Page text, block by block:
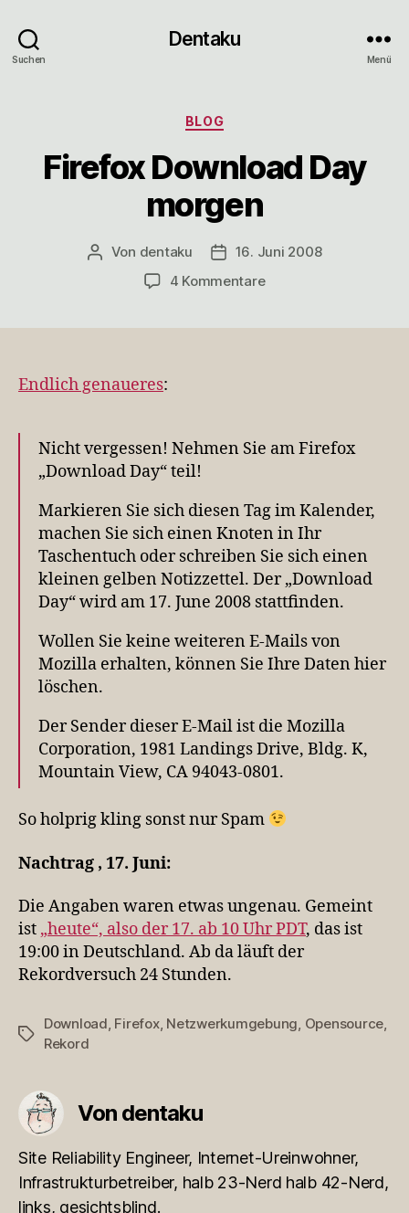
Suchen
Dentaku
Menü
Kategorien
BLOG
Firefox Download Day
morgen
Beitragsautor
Von dentaku Veröffentlichungsdatum
16. Juni 2008
4 Kommentarezu
Endlich genaueres:
Nicht vergessen! Nehmen Sie am Firefox
„Download Day“ teil!
Markieren Sie sich diesen Tag im Kalender,
machen Sie sich einen Knoten in Ihr
Taschentuch oder schreiben Sie sich einen
kleinen gelben Notizzettel. Der „Download
Day“ wird am 17. June 2008 stattfinden.
Wollen Sie keine weiteren E-Mails von
Mozilla erhalten, können Sie Ihre Daten hier
löschen.
Der Sender dieser E-Mail ist die Mozilla
Corporation, 1981 Landings Drive, Bldg. K,
Mountain View, CA 94043-0801.
So holprig kling sonst nur Spam
Nachtrag , 17. Juni:
Die Angaben waren etwas ungenau. Gemeint
ist „heute“, also der 17. ab 10 Uhr PDT, das ist
19:00 in Deutschland. Ab da läuft der
Rekordversuch 24 Stunden.
Schlagwörter
Download, Firefox, Netzwerkumgebung, Opensource,
Rekord
Von dentaku
Site Reliability Engineer, Internet-Ureinwohner,
Infrastrukturbetreiber, halb 23-Nerd halb 42-Nerd,
links, gesichtsblind.